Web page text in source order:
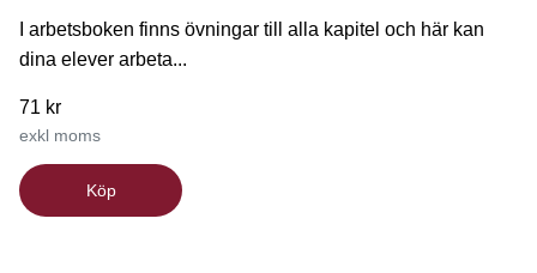
I arbetsboken finns övningar till alla kapitel och här kan
dina elever arbeta...
71 kr
exkl moms
Köp